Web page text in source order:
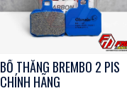
BỐ THẮNG BREMBO 2 PIS
CHÍNH HÃNG